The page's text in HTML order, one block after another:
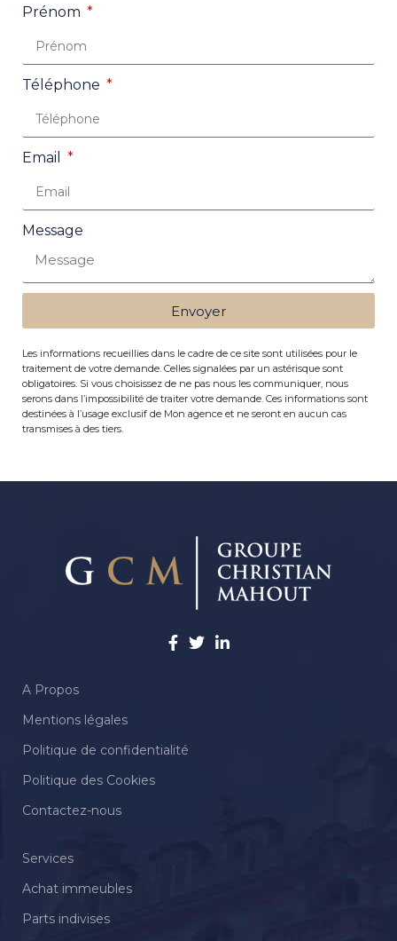
Prénom
Téléphone
Email
Message
Envoyer
Les informations recueillies dans le cadre de ce site sont utilisées pour le
traitement de votre demande. Celles signalées par un astérisque sont
obligatoires. Si vous choisissez de ne pas nous les communiquer, nous
serons dans l’impossibilité de traiter votre demande. Ces informations sont
destinées à l’usage exclusif de Mon agence et ne seront en aucun cas
transmises à des tiers.
A Propos
Mentions légales
Politique de confidentialité
Politique des Cookies
Contactez-nous
Services
Achat immeubles
Parts indivises